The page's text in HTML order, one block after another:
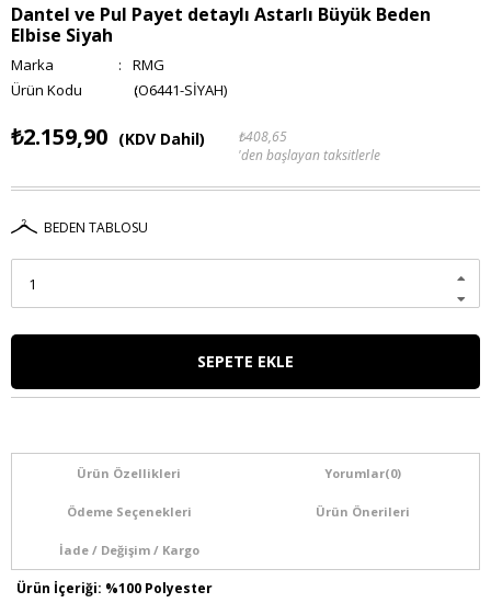
Dantel ve Pul Payet detaylı Astarlı Büyük Beden
Elbise Siyah
Marka :
RMG
(O6441-SİYAH)
₺2.159,90 (KDV Dahil)
₺408,65
'den başlayan taksitlerle
BEDEN TABLOSU
Ürün Özellikleri Yorumlar(0)
Ödeme Seçenekleri Ürün Önerileri
İade / Değişim / Kargo
Ürün İçeriği: %100 Polyester